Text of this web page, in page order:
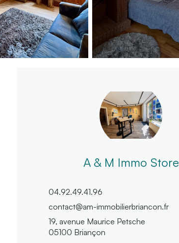
A & M Immo Store
04.92.49.41.96
contact@am-immobilierbriancon.fr
19, avenue Maurice Petsche
05100 Briançon